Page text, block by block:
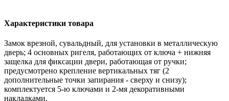
Характеристики товара
Замок врезной, сувальдный, для установки в металлическую
дверь; 4 основных ригеля, работающих от ключа + нижняя
защелка для фиксации двери, работающая от ручки;
предусмотрено крепление вертикальных тяг (2
дополнительные точки запирания - сверху и снизу);
комплектуется 5-ю ключами и 2-мя декоративными
накладками.